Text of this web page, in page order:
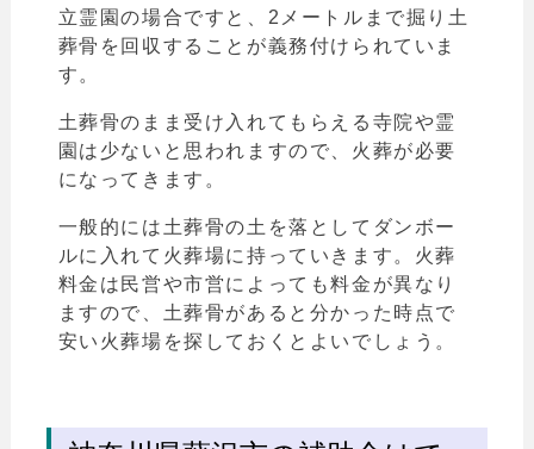
立霊園の場合ですと、2メートルまで掘り土
葬骨を回収することが義務付けられていま
す。
土葬骨のまま受け入れてもらえる寺院や霊
園は少ないと思われますので、火葬が必要
になってきます。
一般的には土葬骨の土を落としてダンボー
ルに入れて火葬場に持っていきます。 火葬
料金は民営や市営によっても料金が異なり
ますので、土葬骨があると分かった時点で
安い火葬場を探しておくとよいでしょう。